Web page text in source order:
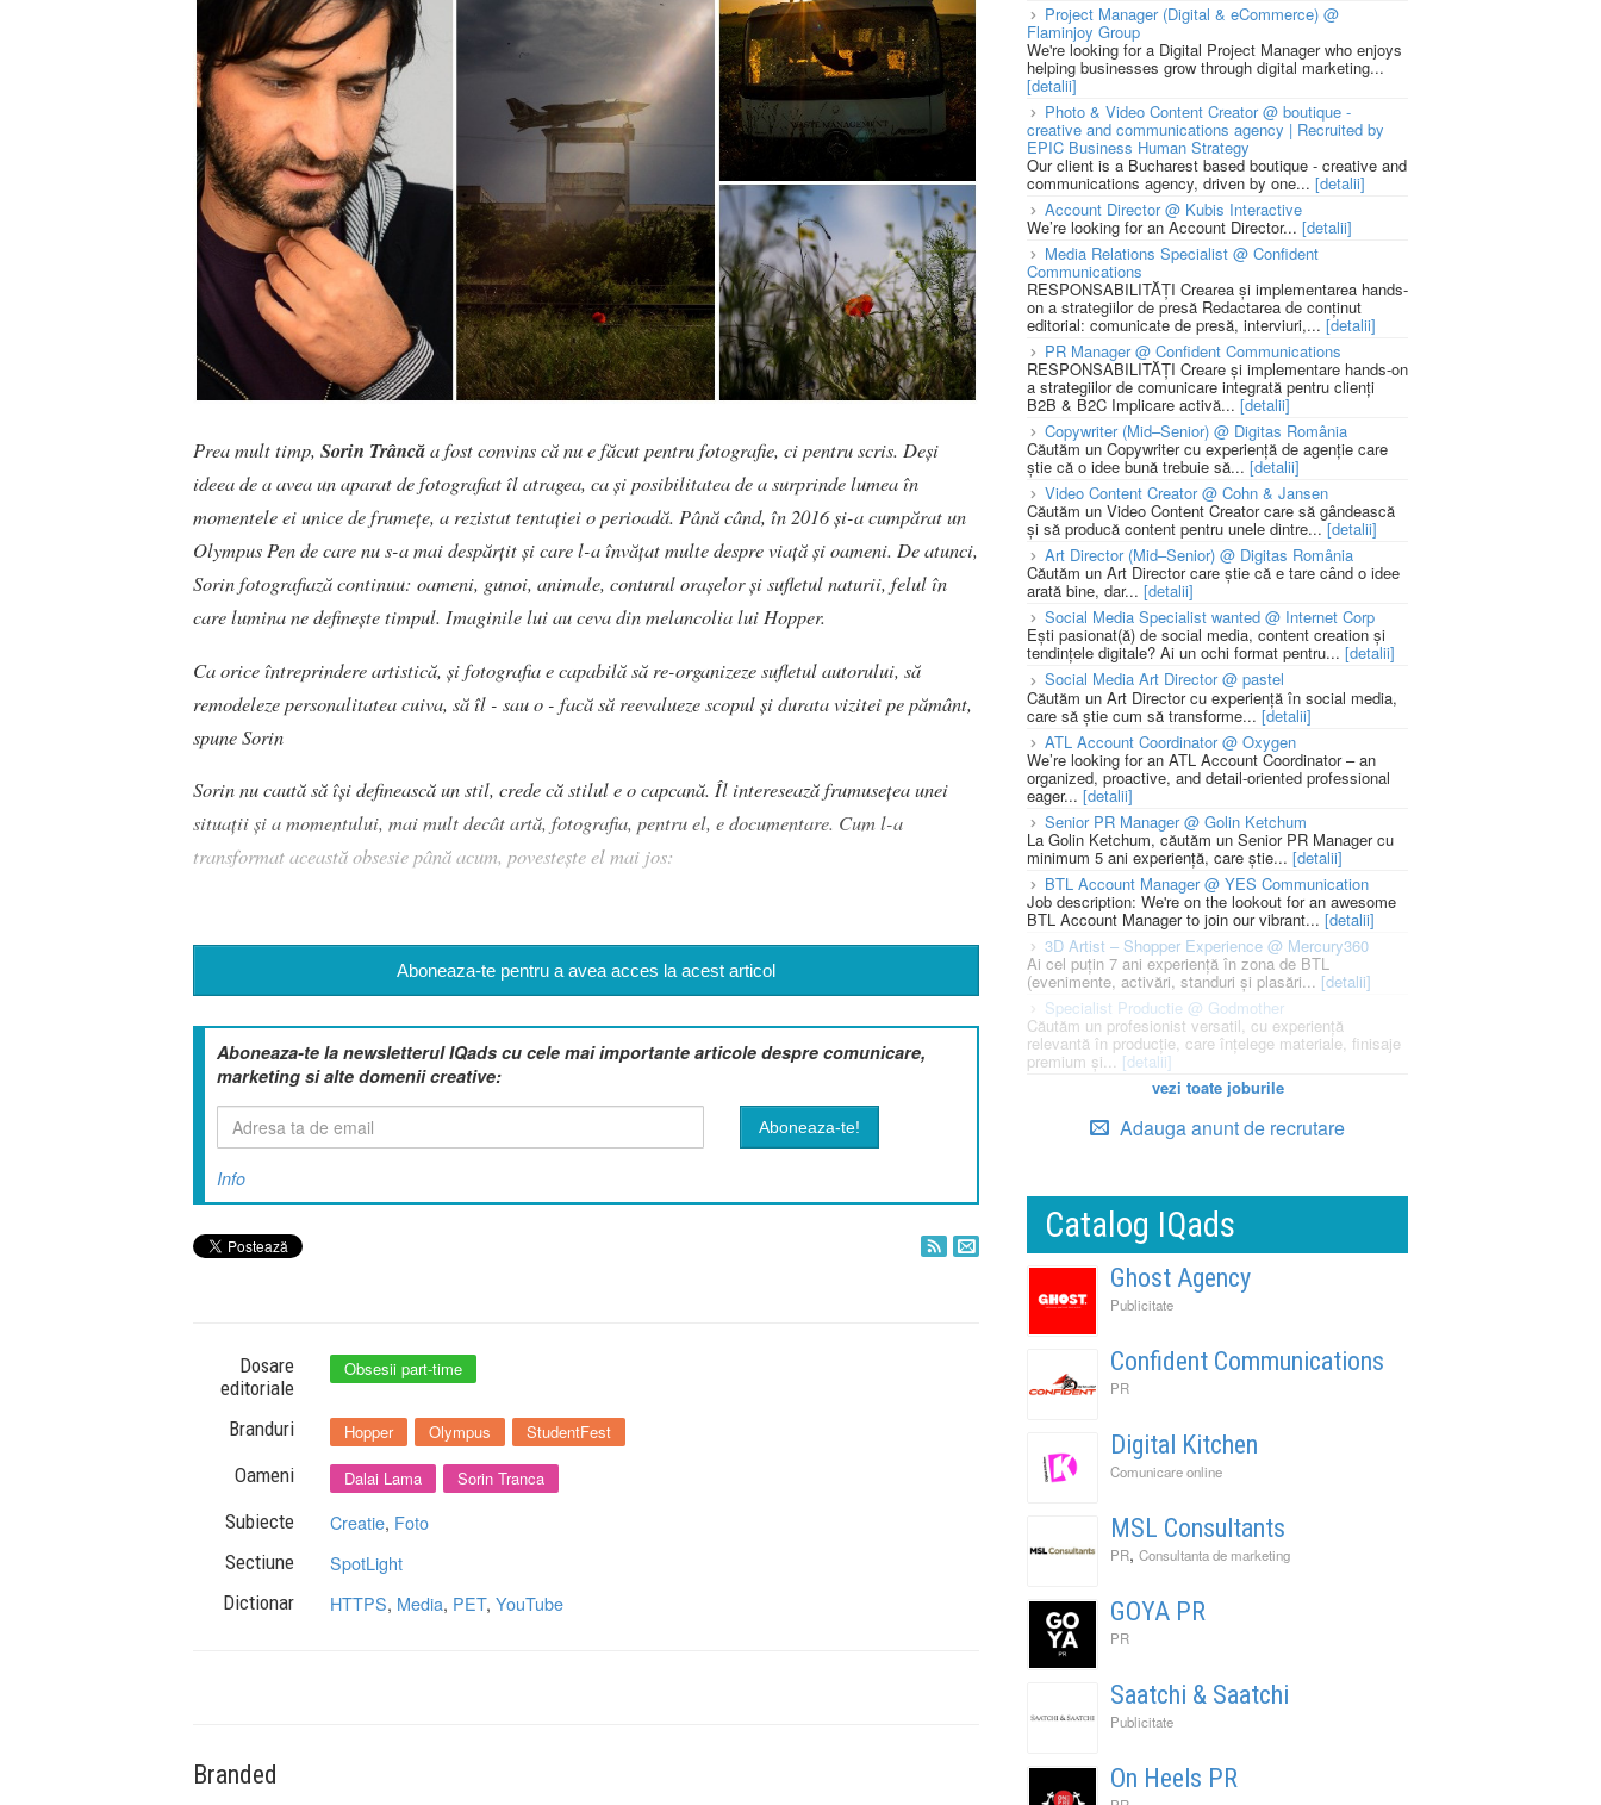
Prea mult timp, Sorin Trâncăa fost convins că nu e făcut pentru fotografie, ci pentru scris. Deși
ideea de a avea un aparat de fotografiat îl atragea, ca și posibilitatea de a surprinde lumea în
momentele ei unice de frumețe, a rezistat tentației o perioadă. Până când, în 2016 și-a cumpărat un
Olympus Pen de care nu s-a mai despărțit și care l-a învățat multe despre viață și oameni. De atunci,
Sorin fotografiază continuu: oameni, gunoi, animale, conturul orașelor și sufletul naturii, felul în
care lumina ne definește timpul. Imaginile lui au ceva din melancolia lui Hopper.
Ca orice întreprindere artistică, și fotografia e capabilă să re-organizeze sufletul autorului, să
remodeleze personalitatea cuiva, să îl - sau o - facă să reevalueze scopul și durata vizitei pe pământ,
spune Sorin
Sorin nu caută să își definească un stil, crede că stilul e o capcană. Îl interesează frumusețea unei
situații și a momentului, mai mult decât artă, fotografia, pentru el, e documentare. Cum l-a
transformat această obsesie până acum, povestește el mai jos:
Aboneaza-te pentru a avea acces la acest articol
Aboneaza-te la newsletterul IQads cu cele mai importante articole despre comunicare,
marketing si alte domenii creative:
Info
Dosare
editoriale
Obsesii part-time
Branduri Hopper Olympus StudentFest
Oameni Dalai Lama Sorin Tranca
Subiecte Creatie, Foto
Sectiune SpotLight
Dictionar HTTPS, Media, PET, YouTube
Branded
Project Manager (Digital & eCommerce) @
Flaminjoy Group
We're looking for a Digital Project Manager who enjoys
helping businesses grow through digital marketing...
[detalii]
Photo & Video Content Creator @ boutique -
creative and communications agency | Recruited by
EPIC Business Human Strategy
Our client is a Bucharest based boutique - creative and
communications agency, driven by one... [detalii]
Account Director @ Kubis Interactive
We’re looking for an Account Director... [detalii]
Media Relations Specialist @ Confident
Communications
RESPONSABILITĂȚI Crearea și implementarea hands-
on a strategiilor de presă Redactarea de conținut
editorial: comunicate de presă, interviuri,... [detalii]
PR Manager @ Confident Communications
RESPONSABILITĂȚI Creare și implementare hands-on
a strategiilor de comunicare integrată pentru clienți
B2B & B2C Implicare activă... [detalii]
Copywriter (Mid–Senior) @ Digitas România
Căutăm un Copywriter cu experiență de agenție care
știe că o idee bună trebuie să... [detalii]
Video Content Creator @ Cohn & Jansen
Căutăm un Video Content Creator care să gândească
și să producă content pentru unele dintre... [detalii]
Art Director (Mid–Senior) @ Digitas România
Căutăm un Art Director care știe că e tare când o idee
arată bine, dar... [detalii]
Social Media Specialist wanted @ Internet Corp
Ești pasionat(ă) de social media, content creation și
tendințele digitale? Ai un ochi format pentru... [detalii]
Social Media Art Director @ pastel
Căutăm un Art Director cu experiență în social media,
care să știe cum să transforme... [detalii]
ATL Account Coordinator @ Oxygen
We’re looking for an ATL Account Coordinator – an
organized, proactive, and detail-oriented professional
eager... [detalii]
Senior PR Manager @ Golin Ketchum
La Golin Ketchum, căutăm un Senior PR Manager cu
minimum 5 ani experiență, care știe... [detalii]
BTL Account Manager @ YES Communication
Job description: We're on the lookout for an awesome
BTL Account Manager to join our vibrant... [detalii]
3D Artist – Shopper Experience @ Mercury360
Ai cel puțin 7 ani experiență în zona de BTL
(evenimente, activări, standuri și plasări... [detalii]
Specialist Productie @ Godmother
Căutăm un profesionist versatil, cu experiență
relevantă în producție, care înțelege materiale, finisaje
premium și... [detalii]
vezi toate joburile
Adauga anunt de recrutare
Catalog IQads
Ghost Agency
Publicitate
Confident Communications
PR
Digital Kitchen
Comunicare online
MSL Consultants
PR, Consultanta de marketing
GOYA PR
PR
Saatchi & Saatchi
Publicitate
On Heels PR